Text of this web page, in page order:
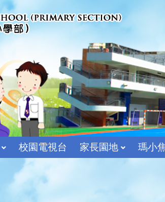
校園電視台 家長園地 瑪小